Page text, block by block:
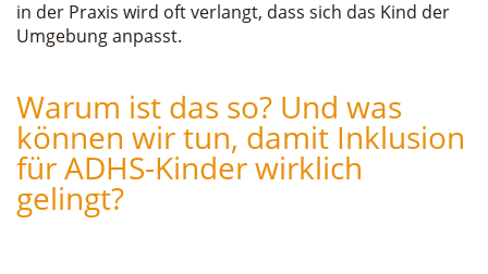
in der Praxis wird oft verlangt, dass sich das Kind der
Umgebung anpasst.
Warum ist das so? Und was
können wir tun, damit Inklusion
für ADHS-Kinder wirklich
gelingt?